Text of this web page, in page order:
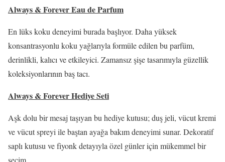
Always & Forever Eau de Parfum
En lüks koku deneyimi burada başlıyor. Daha yüksek
konsantrasyonlu koku yağlarıyla formüle edilen bu parfüm,
derinlikli, kalıcı ve etkileyici. Zamansız şişe tasarımıyla güzellik
koleksiyonlarının baş tacı.
Always & Forever Hediye Seti
Aşk dolu bir mesaj taşıyan bu hediye kutusu; duş jeli, vücut kremi
ve vücut spreyi ile baştan ayağa bakım deneyimi sunar. Dekoratif
saplı kutusu ve fiyonk detayıyla özel günler için mükemmel bir
seçim.